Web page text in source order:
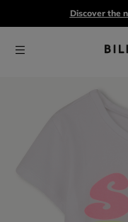
Discover the